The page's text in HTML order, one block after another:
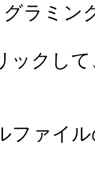
ラミン
ックし
ァイ